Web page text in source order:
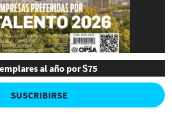
al año por $75
SUSCRIBIRSE